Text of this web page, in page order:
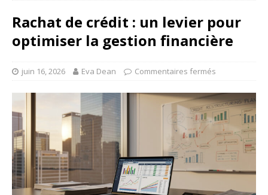
Rachat de crédit : un levier pour
optimiser la gestion financière
juin 16, 2026 Eva Dean Commentaires fermés